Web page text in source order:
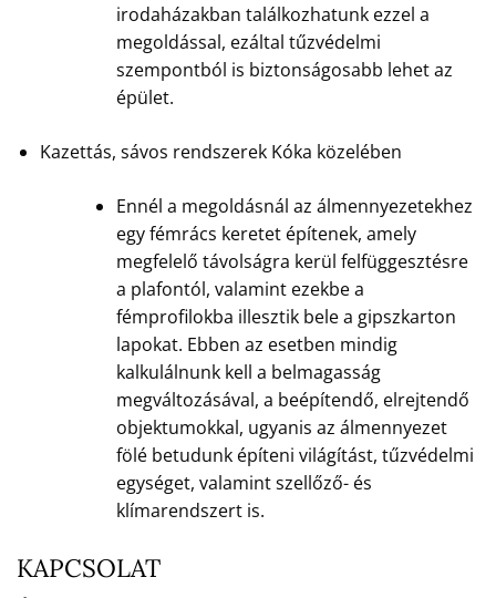
irodaházakban találkozhatunk ezzel a
megoldással, ezáltal tűzvédelmi
szempontból is biztonságosabb lehet az
épület.
Kazettás, sávos rendszerek Kóka közelében
Ennél a megoldásnál az álmennyezetekhez
egy fémrács keretet építenek, amely
megfelelő távolságra kerül felfüggesztésre
a plafontól, valamint ezekbe a
fémprofilokba illesztik bele a gipszkarton
lapokat. Ebben az esetben mindig
kalkulálnunk kell a belmagasság
megváltozásával, a beépítendő, elrejtendő
objektumokkal, ugyanis az álmennyezet
fölé betudunk építeni világítást, tűzvédelmi
egységet, valamint szellőző- és
klímarendszert is.
KAPCSOLAT